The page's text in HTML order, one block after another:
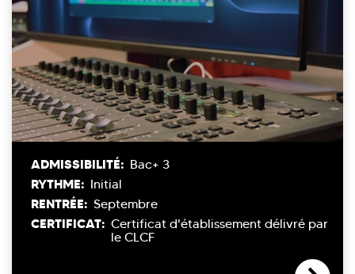
ADMISSIBILITÉ: Bac+ 3
RYTHME: Initial
RENTRÉE: Septembre
CERTIFICAT: Certificat d'établissement délivré par
le CLCF